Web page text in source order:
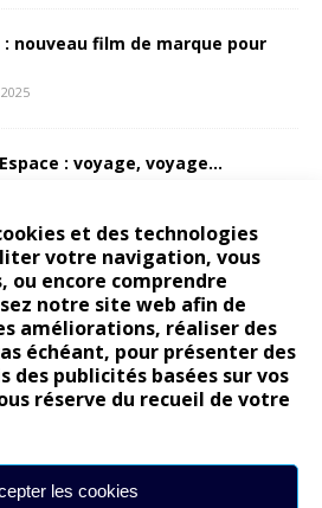
et des technologies
votre navigation, vous
ou encore comprendre
notre site web afin de
améliorations, réaliser des
échéant, pour présenter des
des publicités basées sur vos
réserve du recueil de votre
les cookies
nouveau film de marque pour
: voyage, voyage…
208 GTi : naissance d’une